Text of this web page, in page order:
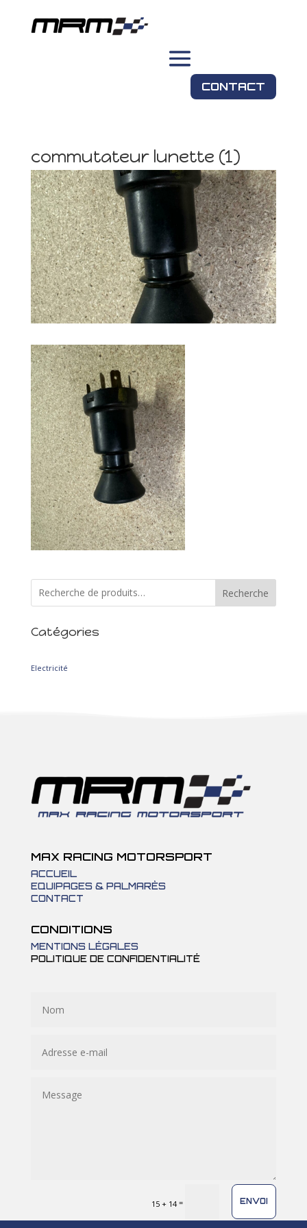
CONTACT
commutateur lunette (1)
Recherche
Catégories
Electricité
MAX RACING MOTORSPORT
ACCUEIL
EQUIPAGES & PALMARÈS
CONTACT
CONDITIONS
MENTIONS LÉGALES
POLITIQUE DE CONFIDENTIALITÉ
15 + 14= ENVOI